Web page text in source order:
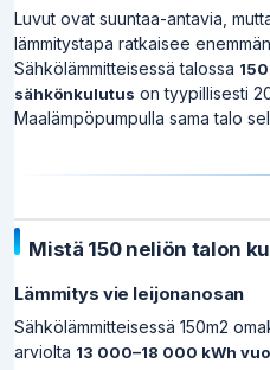
Luvut ovat suuntaa-antavia,
lämmitystapa ratkaisee
Sähkölämmitteisessä talossa
sähkönkulutus on tyypillisesti
Maalämpöpumpulla sama talo
Mistä 150 neliön talon
Lämmitys vie leijonanosan
Sähkölämmitteisessä 150m2
arviolta 13 000–18 000 kWh